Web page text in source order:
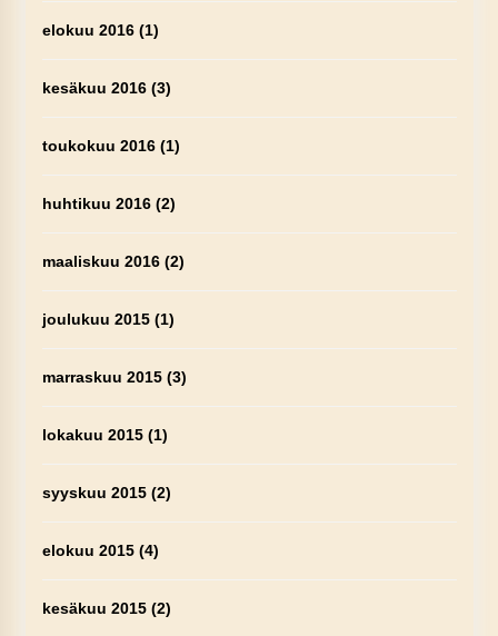
elokuu 2016(1)
kesäkuu 2016(3)
toukokuu 2016(1)
huhtikuu 2016(2)
maaliskuu 2016(2)
joulukuu 2015(1)
marraskuu 2015(3)
lokakuu 2015(1)
syyskuu 2015(2)
elokuu 2015(4)
kesäkuu 2015(2)